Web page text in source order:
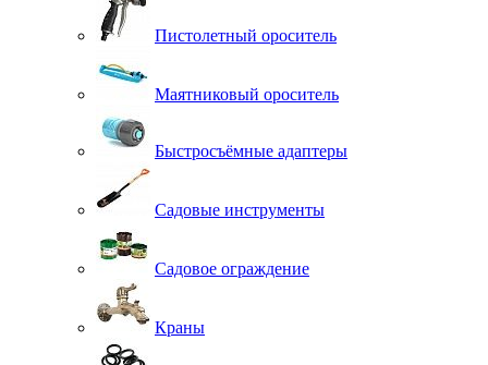
Пистолетный ороситель
Маятниковый ороситель
Быстросъёмные адаптеры
Садовые инструменты
Садовое ограждение
Краны